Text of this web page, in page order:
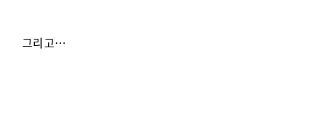
그리고…